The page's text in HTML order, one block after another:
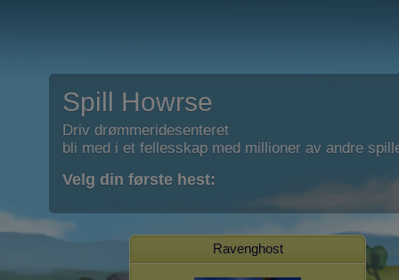
Spill Howrse
Driv drømmeridesenteret
bli med i et fellesskap med millioner av andre
Velg din første hest:
Ravenghost